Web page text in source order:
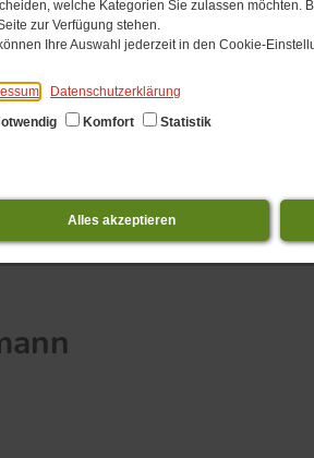
welche Kategorien Sie zulassen möchten.
zur Verfügung stehen.
Ihre Auswahl jederzeit in den Cookie-
Datenschutzerklärung
Komfort Statistik
Alles akzeptieren
01.​08.​2026